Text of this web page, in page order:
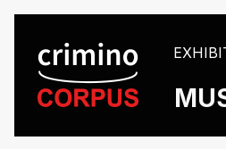
Cookies management panel